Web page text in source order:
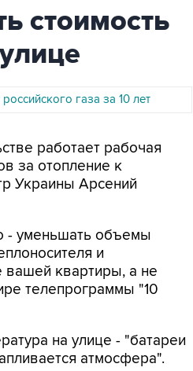
стоимость
газа за 10 лет
работает рабочая
за отопление к
Украины Арсений
- уменьшать объемы
и
вашей квартиры, а не
телепрограммы "10
на улице - "батареи
атмосфера".